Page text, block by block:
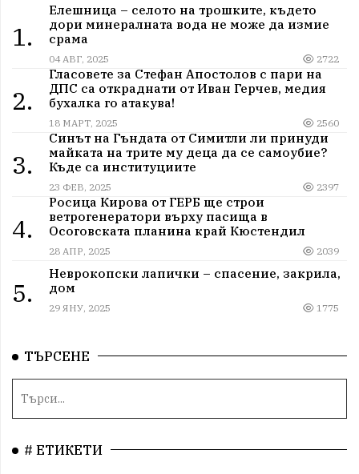
1.
Елешница – селото на трошките, където
дори минералната вода не може да измие
срама
04 АВГ, 2025 2722
2.
Гласовете за Стефан Апостолов с пари на
ДПС са откраднати от Иван Герчев, медия
бухалка го атакува!
18 МАРТ, 2025 2560
3.
Синът на Гъндата от Симитли ли принуди
майката на трите му деца да се самоубие?
Къде са институциите
23 ФЕВ, 2025 2397
4.
Росица Кирова от ГЕРБ ще строи
ветрогенератори върху пасища в
Осоговската планина край Кюстендил
28 АПР, 2025 2039
5.
Неврокопски лапички – спасение, закрила,
дом
29 ЯНУ, 2025 1775
ТЪРСЕНЕ
# ЕТИКЕТИ